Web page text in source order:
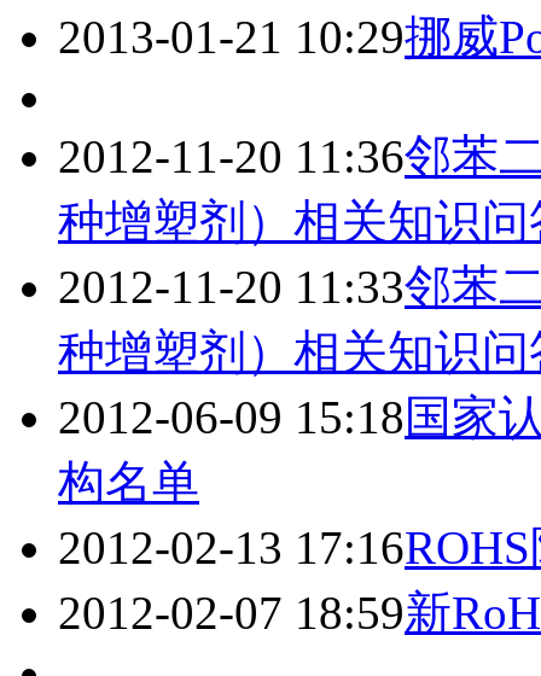
2013-01-21 10:29挪威
2012-11-20 11:36邻苯
种增塑剂）相关知识问
2012-11-20 11:33邻苯
种增塑剂）相关知识问
2012-06-09 15:18国家
构名单
2012-02-13 17:16
2012-02-07 18:59新